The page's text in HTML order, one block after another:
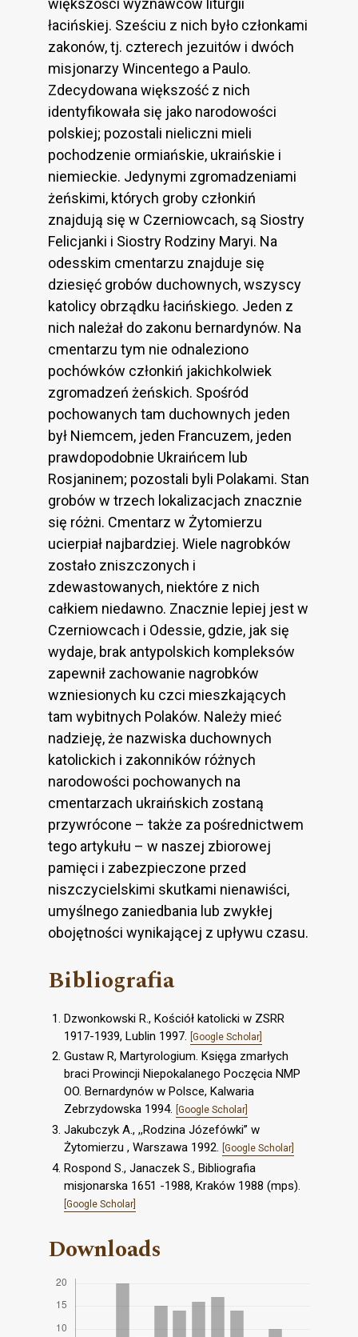
łacińskiej. Sześciu z nich było członkami
zakonów, tj. czterech jezuitów i dwóch
misjonarzy Wincentego a Paulo.
Zdecydowana większość z nich
identyfikowała się jako narodowości
polskiej; pozostali nieliczni mieli
pochodzenie ormiańskie, ukraińskie i
niemieckie. Jedynymi zgromadzeniami
żeńskimi, których groby członkiń
znajdują się w Czerniowcach, są Siostry
Felicjanki i Siostry Rodziny Maryi. Na
odesskim cmentarzu znajduje się
dziesięć grobów duchownych, wszyscy
katolicy obrządku łacińskiego. Jeden z
nich należał do zakonu bernardynów. Na
cmentarzu tym nie odnaleziono
pochówków członkiń jakichkolwiek
zgromadzeń żeńskich. Spośród
pochowanych tam duchownych jeden
był Niemcem, jeden Francuzem, jeden
prawdopodobnie Ukraińcem lub
Rosjaninem; pozostali byli Polakami. Stan
grobów w trzech lokalizacjach znacznie
się różni. Cmentarz w Żytomierzu
ucierpiał najbardziej. Wiele nagrobków
zostało zniszczonych i
zdewastowanych, niektóre z nich
całkiem niedawno. Znacznie lepiej jest w
Czerniowcach i Odessie, gdzie, jak się
wydaje, brak antypolskich kompleksów
zapewnił zachowanie nagrobków
wzniesionych ku czci mieszkających
tam wybitnych Polaków. Należy mieć
nadzieję, że nazwiska duchownych
katolickich i zakonników różnych
narodowości pochowanych na
cmentarzach ukraińskich zostaną
przywrócone – także za pośrednictwem
tego artykułu – w naszej zbiorowej
pamięci i zabezpieczone przed
niszczycielskimi skutkami nienawiści,
umyślnego zaniedbania lub zwykłej
obojętności wynikającej z upływu czasu.
Bibliografia
Dzwonkowski R., Kościół katolicki w ZSRR
1917-1939, Lublin 1997.
[Google Scholar]
Gustaw R, Martyrologium. Księga zmarłych
braci Prowincji Niepokalanego Poczęcia NMP
OO. Bernardynów w Polsce, Kalwaria
Zebrzydowska 1994. [Google Scholar]
Jakubczyk A., ,,Rodzina Józefówki” w
Żytomierzu , Warszawa 1992. [Google Scholar]
Rospond S., Janaczek S., Bibliografia
misjonarska 1651 -1988, Kraków 1988 (mps).
[Google Scholar]
Downloads